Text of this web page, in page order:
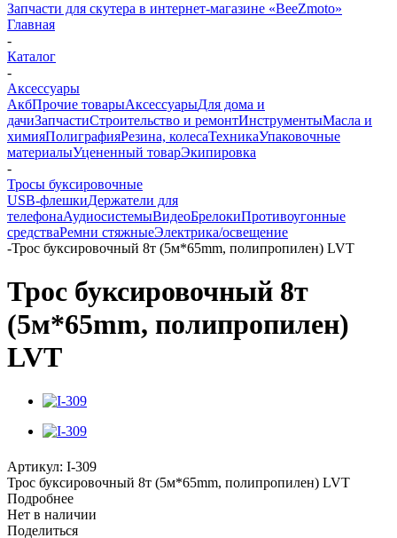
Запчасти для скутера в интернет-магазине «BeeZmoto»
Главная
-
Каталог
-
Аксессуары
АкбПрочие товарыАксессуарыДля дома и
дачиЗапчастиСтроительство и ремонтИнструментыМасла и
химияПолиграфияРезина, колесаТехникаУпаковочные
материалыУцененный товарЭкипировка
-
Тросы буксировочные
USB-флешкиДержатели для
телефонаАудиосистемыВидеоБрелокиПротивоугонные
средстваРемни стяжныеЭлектрика/освещение
-Трос буксировочный 8т (5м*65mm, полипропилен) LVT
Трос буксировочный 8т
(5м*65mm, полипропилен)
LVT
Артикул: I-309
Трос буксировочный 8т (5м*65mm, полипропилен) LVT
Подробнее
Нет в наличии
Поделиться